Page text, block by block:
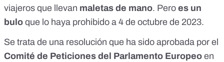
viajeros que llevan maletas de mano. Pero es un
bulo que lo haya prohibido a 4 de octubre de 2023.
Se trata de una resolución que ha sido aprobada por el
Comité de Peticiones del Parlamento Europeo en